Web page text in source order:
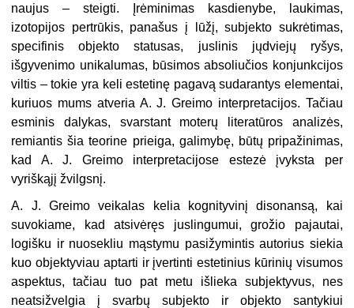
naujus – steigti. Įrėminimas kasdienybe, laukimas,
izotopijos pertrūkis, panašus į lūžį, subjekto sukrėtimas,
specifinis objekto statusas, juslinis jųdviejų ryšys,
išgyvenimo unikalumas, būsimos absoliučios konjunkcijos
viltis – tokie yra keli estetinę pagavą sudarantys elementai,
kuriuos mums atveria A. J. Greimo interpretacijos. Tačiau
esminis dalykas, svarstant moterų literatūros analizės,
remiantis šia teorine prieiga, galimybę, būtų pripažinimas,
kad A. J. Greimo interpretacijose estezė įvyksta per
vyriškąjį žvilgsnį.
A. J. Greimo veikalas kelia kognityvinį disonansą, kai
suvokiame, kad atsivėręs juslingumui, grožio pajautai,
logišku ir nuosekliu mąstymu pasižymintis autorius siekia
kuo objektyviau aptarti ir įvertinti estetinius kūrinių visumos
aspektus, tačiau tuo pat metu išlieka subjektyvus, nes
neatsižvelgia į svarbų subjekto ir objekto santykiui